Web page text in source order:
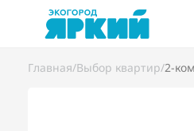
Главная/Выбор квартир/2-